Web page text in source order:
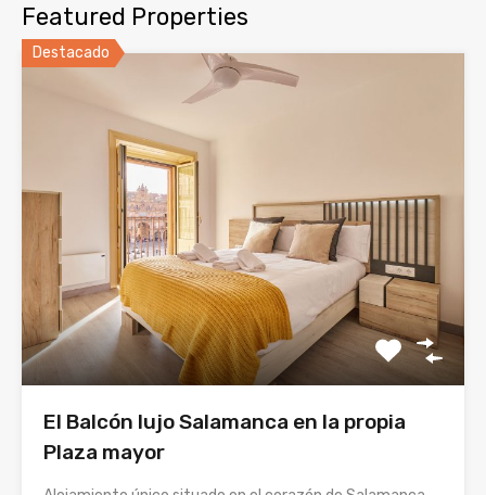
Featured Properties
Destacado
El Balcón lujo Salamanca en la propia
Plaza mayor